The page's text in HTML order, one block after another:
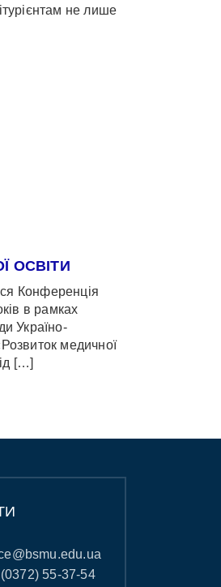
не лише
ОСВІТИ
Конференція
в рамках
Україно-
медичної
[…]
(0372) 55-37-54